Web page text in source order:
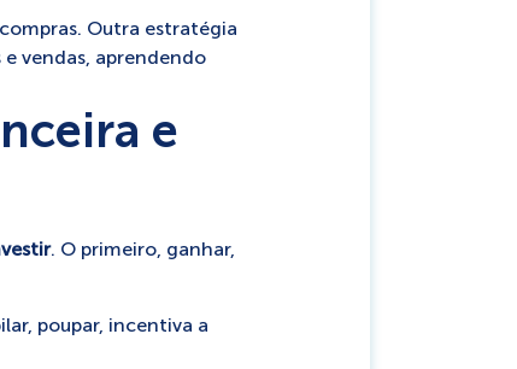
Outra estratégia
vendas, aprendendo
e
. O primeiro, ganhar,
poupar, incentiva a